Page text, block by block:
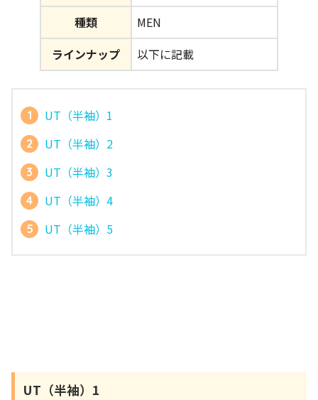
種類
MEN
ラインナップ
以下に記載
UT（半袖）1
UT（半袖）2
UT（半袖）3
UT（半袖）4
UT（半袖）5
UT（半袖）1